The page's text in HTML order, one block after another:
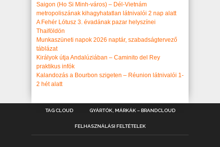
Saigon (Ho Si Minh-város) – Dél-Vietnám
metropoliszának kihagyhatatlan látnivalói 2 nap alatt
A Fehér Lótusz 3. évadának pazar helyszínei
Thaiföldön
Munkaszüneti napok 2026 naptár, szabadságtervező
táblázat
Királyok útja Andalúziában – Caminito del Rey
praktikus infók
Kalandozás a Bourbon szigeten – Réunion látnivalói 1-
2 hét alatt
TAG CLOUD GYÁRTÓK, MÁRKÁK – BRANDCLOUD
FELHASZNÁLÁSI FELTÉTELEK